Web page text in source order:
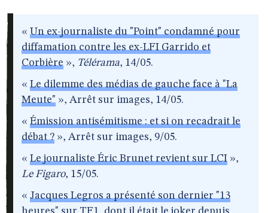
« Un ex-journaliste du "Point" condamné pour
diffamation contre les ex-LFI Garrido et
Corbière », Télérama, 14/05.
« Le dilemme des médias de gauche face à "La
Meute" », Arrêt sur images, 14/05.
« Émission antisémitisme : et si on recadrait le
débat ? », Arrêt sur images, 9/05.
« Le journaliste Éric Brunet revient sur LCI »,
Le Figaro, 15/05.
« Jacques Legros a présenté son dernier "13